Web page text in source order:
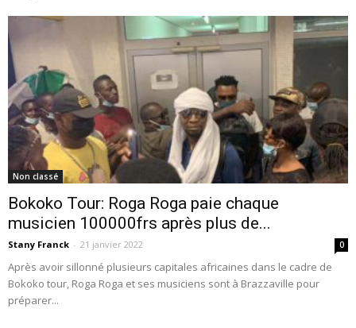
Non classé
Bokoko Tour: Roga Roga paie chaque
musicien 100000frs après plus de...
Stany Franck - 21 janvier 2022 0
Après avoir sillonné plusieurs capitales africaines dans le cadre de
Bokoko tour, Roga Roga et ses musiciens sont à Brazzaville pour
préparer...